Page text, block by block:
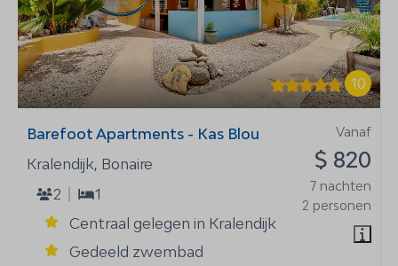
10
Vanaf
$ 820
7 nachten
2 personen
Barefoot Apartments - Kas Blou
Kralendijk, Bonaire
2
1
Centraal gelegen in Kralendijk
Gedeeld zwembad